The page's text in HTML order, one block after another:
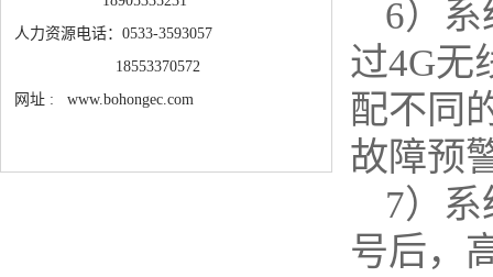
人力资源电话：0533-3593057
18553370572
网址 : www.bohongec.com
6）
过4G无
配不同
故障预
7）
号后，